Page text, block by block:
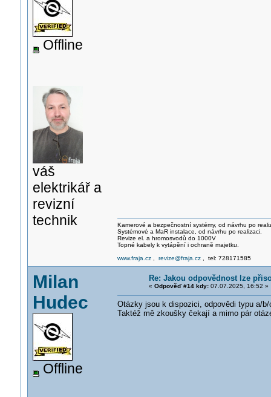
Offline
váš
elektrikář a
revizní
technik
Kamerové a bezpečnostní systémy, od návrhu po
Systémové a MaR instalace, od návrhu po realizaci.
Revize el. a hromosvodů do 1000V
Topné kabely k vytápění i ochraně majetku.
www.fraja.cz, revize@fraja.cz, tel: 728171585
Milan
Hudec
Offline
Re: Jakou odpovědnost lze
« Odpověď #14 kdy:07.07.2025, 16:52 »
Otázky jsou k dispozici, odpovědi typu a/
Taktéž mě zkoušky čekají a mimo pár